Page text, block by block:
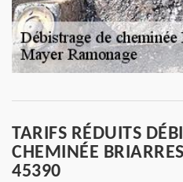
TARIFS RÉDUITS
CHEMINÉE
45390